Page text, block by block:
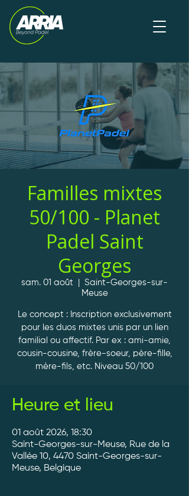
Familles mixtes
50/100 - Planet
Padel Saint
Georges
sam. 01 août
Saint-Georges-sur-
Meuse
Le concept : Inscription exclusivement
pour les duos mixtes unis par un lien
familial ou affectif. Par ex : ami-amie,
cousin-cousine, frère-soeur, père-fille,
mère-fils, etc. Niveau 50/100
Heure et lieu
01 août 2026, 18:30
Saint-Georges-sur-Meuse, Rue de la
Vallée 10, 4470 Saint-Georges-sur-
Meuse, Belgique